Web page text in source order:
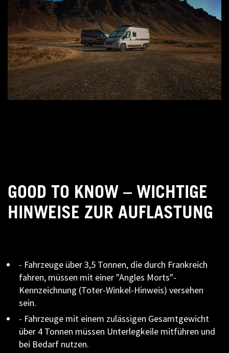
GOOD TO KNOW – WICHTIGE
HINWEISE ZUR AUFLASTUNG
- Fahrzeuge über 3,5 Tonnen, die durch Frankreich
fahren, müssen mit einer "Angles Morts"-
Kennzeichnung (Toter-Winkel-Hinweis) versehen
sein.
- Fahrzeuge mit einem zulässigen Gesamtgewicht
über 4 Tonnen müssen Unterlegkeile mitführen und
bei Bedarf nutzen.